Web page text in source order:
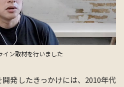
ン取材を行いました
開発したきっかけには、2010年代